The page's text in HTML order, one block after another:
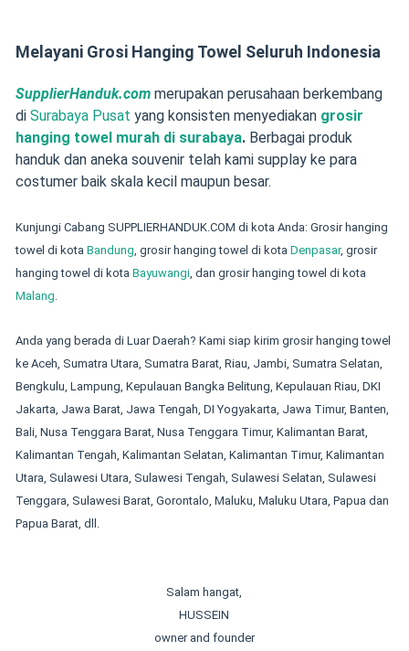
Melayani Grosi Hanging Towel Seluruh Indonesia
SupplierHanduk.commerupakan perusahaan berkembang
di Surabaya Pusat yang konsisten menyediakan grosir
hanging towel murah di surabaya. Berbagai produk
handuk dan aneka souvenir telah kami supplay ke para
costumer baik skala kecil maupun besar.
Kunjungi Cabang SUPPLIERHANDUK.COM di kota Anda: Grosir hanging
towel di kota Bandung, grosir hanging towel di kota Denpasar, grosir
hanging towel di kota Bayuwangi, dan grosir hanging towel di kota
Malang.
Anda yang berada di Luar Daerah? Kami siap kirim grosir hanging towel
ke Aceh, Sumatra Utara, Sumatra Barat, Riau, Jambi, Sumatra Selatan,
Bengkulu, Lampung, Kepulauan Bangka Belitung, Kepulauan Riau, DKI
Jakarta, Jawa Barat, Jawa Tengah, DI Yogyakarta, Jawa Timur, Banten,
Bali, Nusa Tenggara Barat, Nusa Tenggara Timur, Kalimantan Barat,
Kalimantan Tengah, Kalimantan Selatan, Kalimantan Timur, Kalimantan
Utara, Sulawesi Utara, Sulawesi Tengah, Sulawesi Selatan, Sulawesi
Tenggara, Sulawesi Barat, Gorontalo, Maluku, Maluku Utara, Papua dan
Papua Barat, dll.
Salam hangat,
HUSSEIN
owner and founder